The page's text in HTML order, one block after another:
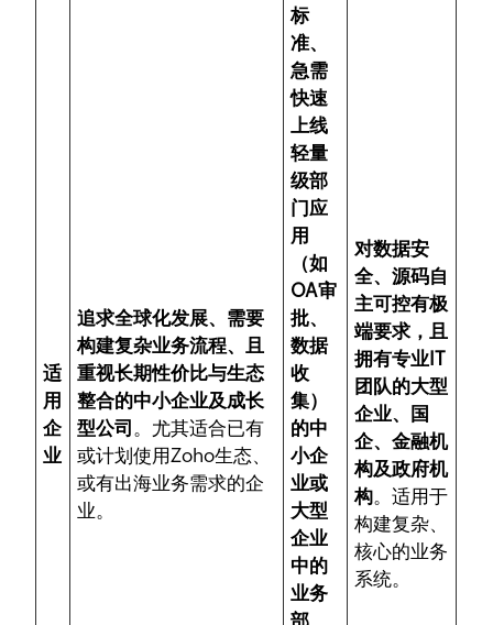
适
用
企
业
追求全球化发展、需要
构建复杂业务流程、且
重视长期性价比与生态
整合的中小企业及成长
型公司 。尤其适合已有
或计划使用Zoho生态、
或有出海业务需求的企
业。
标
准、
急需
快速
上线
轻量
级部
门应
用
（如
OA审
批、
数据
收
集）
的中
小企
业或
大型
企业
中的
业务
部
对数据安
全、源码自
主可控有极
端要求，且
拥有专业IT
团队的大型
企业、国
企、金融机
构及政府机
构。适用于
构建复杂、
核心的业务
系统。